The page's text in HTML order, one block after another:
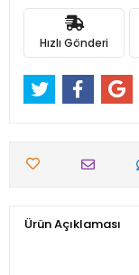
Hızlı Gönderi
Ürün Açıklaması